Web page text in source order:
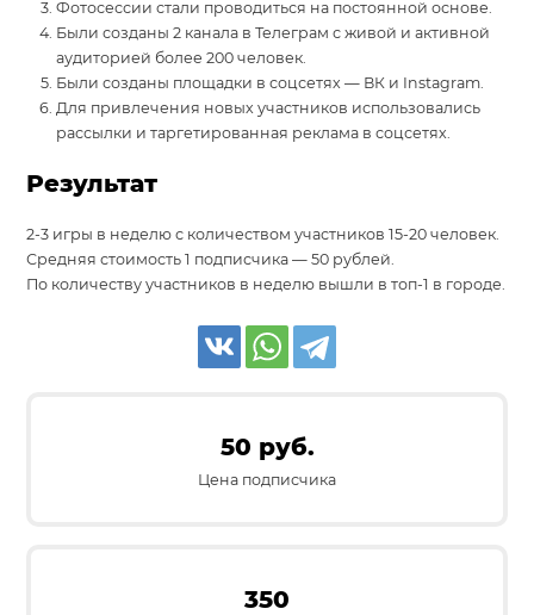
Фотосессии стали проводиться на постоянной основе.
Были созданы 2 канала в Телеграм с живой и активной
аудиторией более 200 человек.
Были созданы площадки в соцсетях — ВК и Instagram.
Для привлечения новых участников использовались
рассылки и таргетированная реклама в соцсетях.
Результат
2-3 игры в неделю с количеством участников 15-20 человек.
Средняя стоимость 1 подписчика — 50 рублей.
По количеству участников в неделю вышли в топ-1 в городе.
50 руб.
Цена подписчика
350